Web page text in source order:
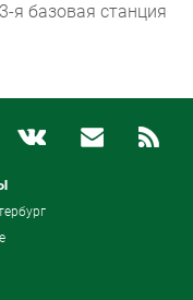
я базовая станция